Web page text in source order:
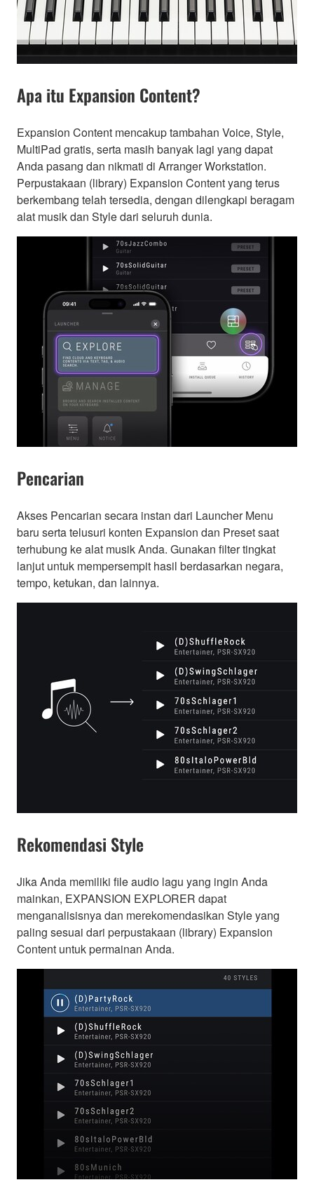
Apa itu Expansion Content?
Expansion Content mencakup tambahan Voice, Style,
MultiPad gratis, serta masih banyak lagi yang dapat
Anda pasang dan nikmati di Arranger Workstation.
Perpustakaan (library) Expansion Content yang terus
berkembang telah tersedia, dengan dilengkapi beragam
alat musik dan Style dari seluruh dunia.
Pencarian
Akses Pencarian secara instan dari Launcher Menu
baru serta telusuri konten Expansion dan Preset saat
terhubung ke alat musik Anda. Gunakan filter tingkat
lanjut untuk mempersempit hasil berdasarkan negara,
tempo, ketukan, dan lainnya.
Rekomendasi Style
Jika Anda memiliki file audio lagu yang ingin Anda
mainkan, EXPANSION EXPLORER dapat
menganalisisnya dan merekomendasikan Style yang
paling sesuai dari perpustakaan (library) Expansion
Content untuk permainan Anda.